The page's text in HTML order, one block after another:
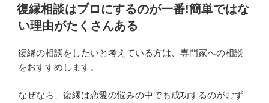
稿
日:
復縁相談はプロにするのが一番!簡単ではな
い理由がたくさんある
復縁の相談をしたいと考えている方は、専門家への相談
をおすすめします。
なぜなら、復縁は恋愛の悩みの中でも成功するのがむず